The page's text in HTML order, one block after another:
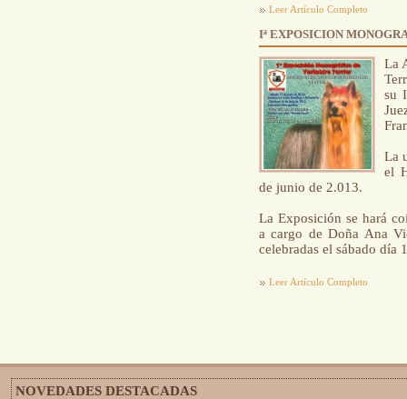
Leer Artículo Completo
Iª EXPOSICION
La
su
La
el
de junio de 2.013.
La Exposición se hará
a cargo de Doña Ana
celebradas el sábado día
Leer Artículo Completo
NOVEDADES DESTACADAS